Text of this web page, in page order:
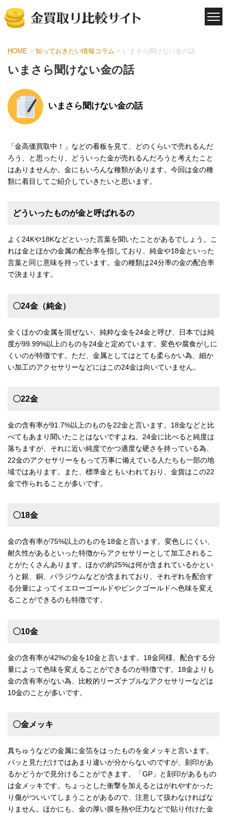
HOME > 知っておきたい情報コラム > いまさら聞けない金の話
いまさら聞けない金の話
いまさら聞けない金の話
「金高価買取中！」などの看板を見て、どのくらいで売れるんだ
ろう、と思ったり、どういった金が売れるんだろうと考えたこと
はありませんか。金にもいろんな種類があります。今回は金の種
類に着目してご紹介していきたいと思います。
どういったものが金と呼ばれるの
よく24Kや18Kなどといった言葉を聞いたことがあるでしょう。こ
れは金とほかの金属の配合率を指しており、純金や18金といった
言葉と同じ意味を持っています。金の種類は24分率の金の配合率
で決まります。
〇24金（純金）
全くほかの金属を混ぜない、純粋な金を24金と呼び、日本では純
度が99.99%以上のものを24金と定めています。変色や腐食がしに
くいのが特徴です。ただ、金属としてはとても柔らかい為、細か
い加工のアクセサリーなどにはこの24金は向いていません。
〇22金
金の含有率が91.7%以上のものを22金と言います。18金などと比
べてもあまり聞いたことはないですよね。24金に比べると純度は
落ちますが、それに近い純度でかつ適度な硬さを持っている為、
22金のアクセサリーをもって万事に備えている人たちも一部の地
域ではあります。また、標準金ともいわれており、金貨はこの22
金で作られることが多いです。
〇18金
金の含有率が75%以上のものを18金と言います。変色しにくい、
耐久性があるといった特徴からアクセサリーとして加工されるこ
とがたくさんあります。ほかの約25%は何が含まれているかとい
うと銀、銅、パラジウムなどが含まれており、それぞれを配合す
る分量によってイエローゴールドやピンクゴールドへ色味を変え
ることができるのも特徴です。
〇10金
金の含有率が42%の金を10金と言います。18金同様、配合する分
量によって色味を変えることができるのが特徴です。18金よりも
金の含有率がない為、比較的リーズナブルなアクセサリーなどは
10金のことが多いです。
〇金メッキ
真ちゅうなどの金属に金箔をはったものを金メッキと言います。
パッと見ただけではあまり違いが分からないのですが、刻印があ
るかどうかで見分けることができます。「GP」と刻印があるもの
は金メッキです。ちょっとした衝撃を加えるとはがれやすかった
り傷がついいてしまうことがあるので、注意して扱わなければな
りません。ほかにも、金の厚い膜を熱や圧力などで貼り付けた金